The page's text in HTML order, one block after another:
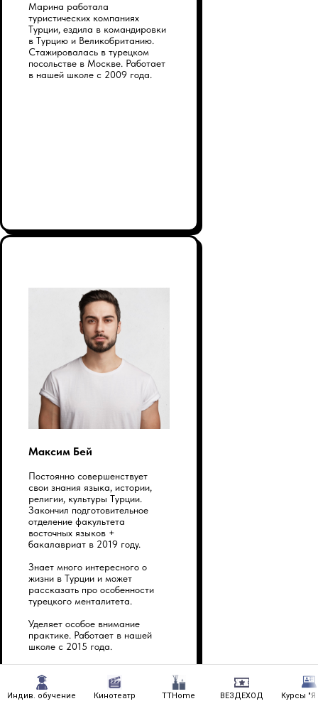
Марина работала
туристических компаниях
Турции, ездила в командировки
в Турцию и Великобританию.
Стажировалась в турецком
посольстве в Москве. Работает
в нашей школе с 2009 года.
Постоянно совершенствует
свои знания языка, истории,
религии, культуры Турции.
Закончил подготовительное
отделение факультета
восточных языков +
бакалавриат в 2019 году.
Знает много интересного о
жизни в Турции и может
рассказать про особенности
турецкого менталитета.
Уделяет особое внимание
практике. Работает в нашей
школе с 2015 года.
Максим Бей
Индив. обучение Кинотеатр TTHome ВЕЗДЕХОД Курсы